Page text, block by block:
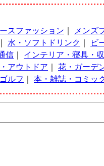
スファッション メンズ
水・ソフトドリンク ビ
信
インテリア・寝具・
アウトドア 花・ガーデ
ゴルフ 本・雑誌・コミッ